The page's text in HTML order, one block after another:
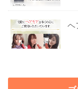
ヘ